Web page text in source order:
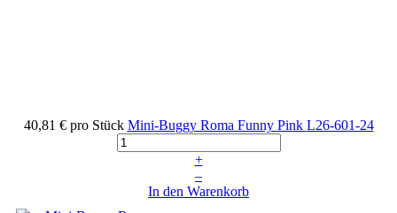
40,81 € pro Stück Mini-Buggy Roma Funny Pink L26-601-24
+
–
In den Warenkorb